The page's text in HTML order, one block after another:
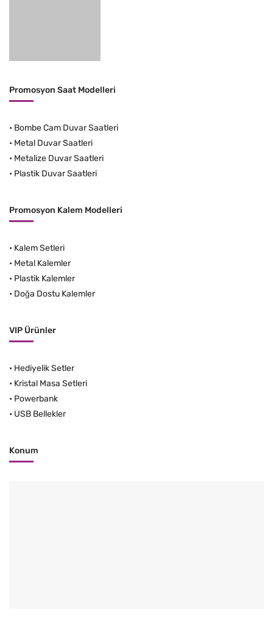
Promosyon Saat Modelleri
• Bombe Cam Duvar Saatleri
• Metal Duvar Saatleri
• Metalize Duvar Saatleri
• Plastik Duvar Saatleri
Promosyon Kalem Modelleri
• Kalem Setleri
• Metal Kalemler
• Plastik Kalemler
• Doğa Dostu Kalemler
VIP Ürünler
• Hediyelik Setler
• Kristal Masa Setleri
• Powerbank
• USB Bellekler
Konum